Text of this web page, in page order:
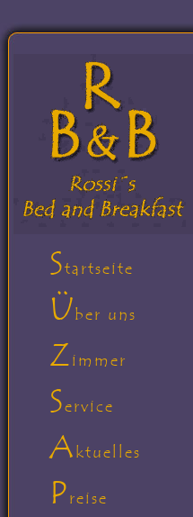
Startseite
Über uns
Zimmer
Service
Aktuelles
Preise